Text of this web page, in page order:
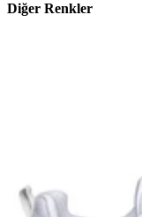
Diğer Renkler